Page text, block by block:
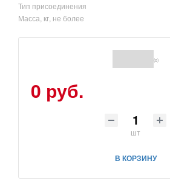
Тип присоединения
Масса, кг, не более
(0)
0 руб.
шт
В КОРЗИНУ